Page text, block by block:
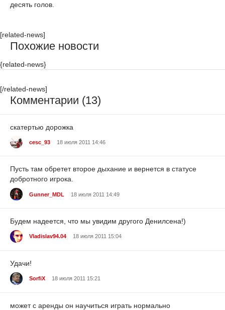
десять голов.
[related-news]
Похожие новости
{related-news}
[/related-news]
Комментарии (13)
скатертью дорожка
cesc_93 18 июля 2011 14:46
Пусть там обретет второе дыхание и вернется в статусе
добротного игрока.
Gunner_MDL 18 июля 2011 14:49
Будем надеется, что мы увидим другого Денилсена!)
Vladislav94.04 18 июля 2011 15:04
Удачи!
SorfiX 18 июля 2011 15:21
может с аренды он научиться играть нормально